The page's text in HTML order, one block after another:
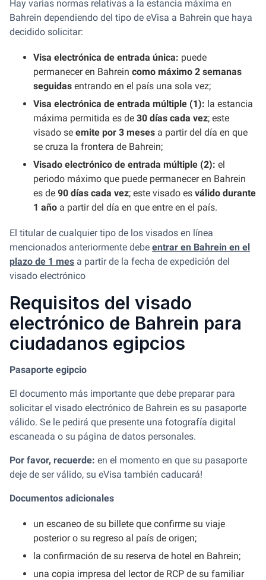
Hay varias normas relativas a la estancia máxima en
Bahrein dependiendo del tipo de eVisa a Bahrein que haya
decidido solicitar:
Visa electrónica de entrada única: puede
permanecer en Bahrein como máximo 2 semanas
seguidas entrando en el país una sola vez;
Visa electrónica de entrada múltiple (1): la estancia
máxima permitida es de 30 días cada vez; este
visado se emite por 3 meses a partir del día en que
se cruza la frontera de Bahrein;
Visado electrónico de entrada múltiple (2): el
periodo máximo que puede permanecer en Bahrein
es de 90 días cada vez; este visado es válido durante
1 año a partir del día en que entre en el país.
El titular de cualquier tipo de los visados en línea
mencionados anteriormente debe entrar en Bahrein en el
plazo de 1 mes a partir de la fecha de expedición del
visado electrónico
Requisitos del visado
electrónico de Bahrein para
ciudadanos egipcios
Pasaporte egipcio
El documento más importante que debe preparar para
solicitar el visado electrónico de Bahrein es su pasaporte
válido. Se le pedirá que presente una fotografía digital
escaneada o su página de datos personales.
Por favor, recuerde: en el momento en que su pasaporte
deje de ser válido, su eVisa también caducará!
Documentos adicionales
un escaneo de su billete que confirme su viaje
posterior o su regreso al país de origen;
la confirmación de su reserva de hotel en Bahrein;
una copia impresa del lector de RCP de su familiar